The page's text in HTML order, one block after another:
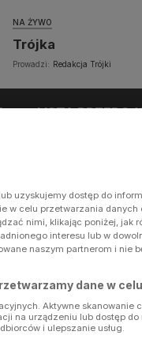
NA ŻYWO
Trójka
Prowadzi: Redakcja Trójki
LISTA
uzyskujemy dostęp do
w celu przetwarzania danych
nimi, klikając poniżej, jak
interesu lub w
naszym partnerom i nie
dane w
Aktywne skanowanie
na urządzeniu lub dostęp
i ulepszanie usług.